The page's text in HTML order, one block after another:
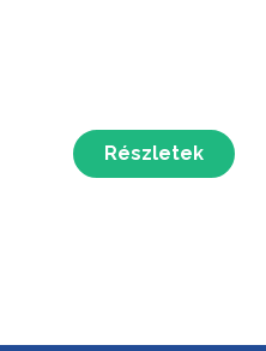
Részletek